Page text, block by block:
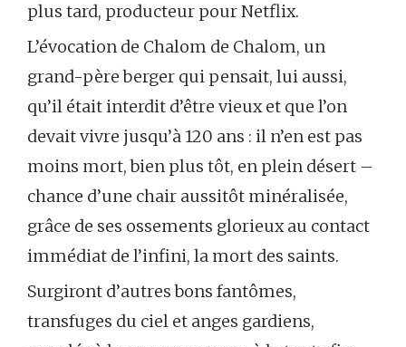
plus tard, producteur pour Netflix.
L’évocation de Chalom de Chalom, un
grand-père berger qui pensait, lui aussi,
qu’il était interdit d’être vieux et que l’on
devait vivre jusqu’à 120 ans : il n’en est pas
moins mort, bien plus tôt, en plein désert –
chance d’une chair aussitôt minéralisée,
grâce de ses ossements glorieux au contact
immédiat de l’infini, la mort des saints.
Surgiront d’autres bons fantômes,
transfuges du ciel et anges gardiens,